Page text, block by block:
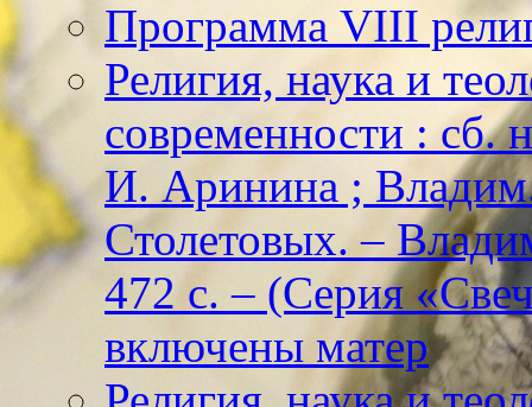
Программа VIII
Религия, наука и
современности : сб.
И. Аринина ;
Столетовых. –
472 с. – (Серия
включены матер